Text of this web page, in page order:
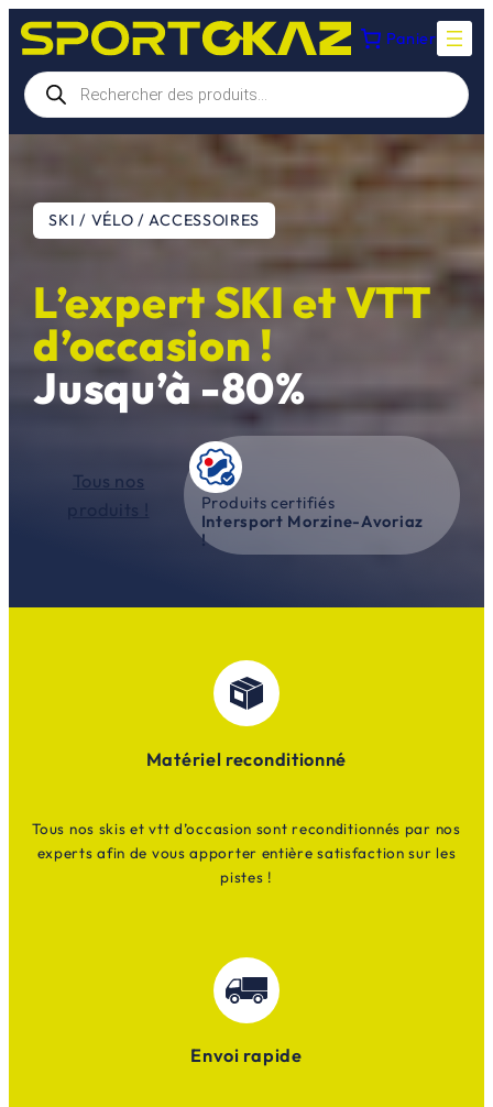
Aller
au
contenu
Panier
Recherche
de
produits
SKI / VÉLO / ACCESSOIRES
L’expert SKI et VTT
d’occasion !
Jusqu’à -80%
Tous nos
produits !
Produits certifiés
Intersport Morzine-Avoriaz
!
Matériel reconditionné
Tous nos skis et vtt d’occasion sont reconditionnés par nos
experts afin de vous apporter entière satisfaction sur les
pistes !
Envoi rapide